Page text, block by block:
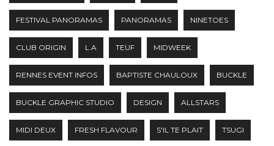
FESTIVAL PANORAMAS PANORAMAS NINETOES
CLUB ORIGIN L.A TEUF MIDWEEK
RENNES EVENT INFOS BAPTISTE CHAULOUX BUCKLE
BUCKLE GRAPHIC STUDIO DESIGN ALLSTARS
MIDI DEUX FRESH FLAVOUR S'IL TE PLAIT TSUGI